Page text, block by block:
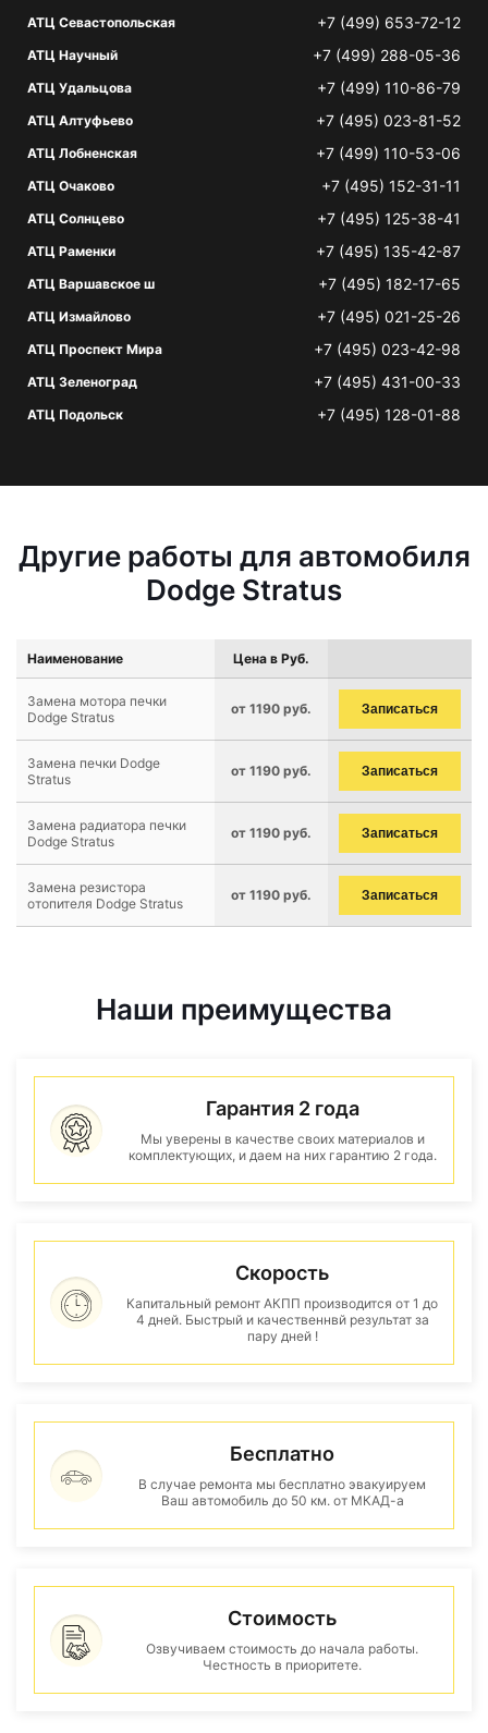
АТЦ Севастопольская +7 (499) 653-72-12
АТЦ Научный +7 (499) 288-05-36
АТЦ Удальцова +7 (499) 110-86-79
АТЦ Алтуфьево +7 (495) 023-81-52
АТЦ Лобненская +7 (499) 110-53-06
АТЦ Очаково +7 (495) 152-31-11
АТЦ Солнцево +7 (495) 125-38-41
АТЦ Раменки +7 (495) 135-42-87
АТЦ Варшавское ш +7 (495) 182-17-65
АТЦ Измайлово +7 (495) 021-25-26
АТЦ Проспект Мира +7 (495) 023-42-98
АТЦ Зеленоград +7 (495) 431-00-33
АТЦ Подольск +7 (495) 128-01-88
Другие работы для автомобиля
Dodge Stratus
Наименование Цена в Руб.
Замена мотора печки
Dodge Stratus
от 1190 руб. Записаться
Замена печки Dodge
Stratus
от 1190 руб. Записаться
Замена радиатора печки
Dodge Stratus
от 1190 руб. Записаться
Замена резистора
отопителя Dodge Stratus
от 1190 руб. Записаться
Наши преимущества
Гарантия 2 года
Мы уверены в качестве своих материалов и
комплектующих, и даем на них гарантию 2 года.
Скорость
Капитальный ремонт АКПП производится от 1 до
4 дней. Быстрый и качественнвй результат за
пару дней !
Бесплатно
В случае ремонта мы бесплатно эвакуируем
Ваш автомобиль до 50 км. от МКАД-а
Стоимость
Озвучиваем стоимость до начала работы.
Честность в приоритете.